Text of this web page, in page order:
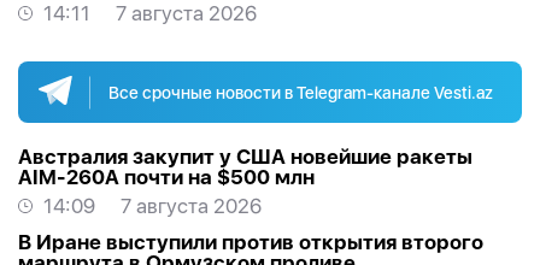
14:11
7 августа 2026
Все срочные новости в Telegram-канале Vesti.az
Австралия закупит у США новейшие ракеты
AIM-260A почти на $500 млн
14:09
7 августа 2026
В Иране выступили против открытия второго